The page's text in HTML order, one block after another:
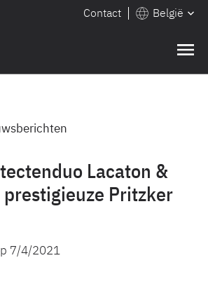
Contact België
Lacaton &
Pritzker
7/4/2021